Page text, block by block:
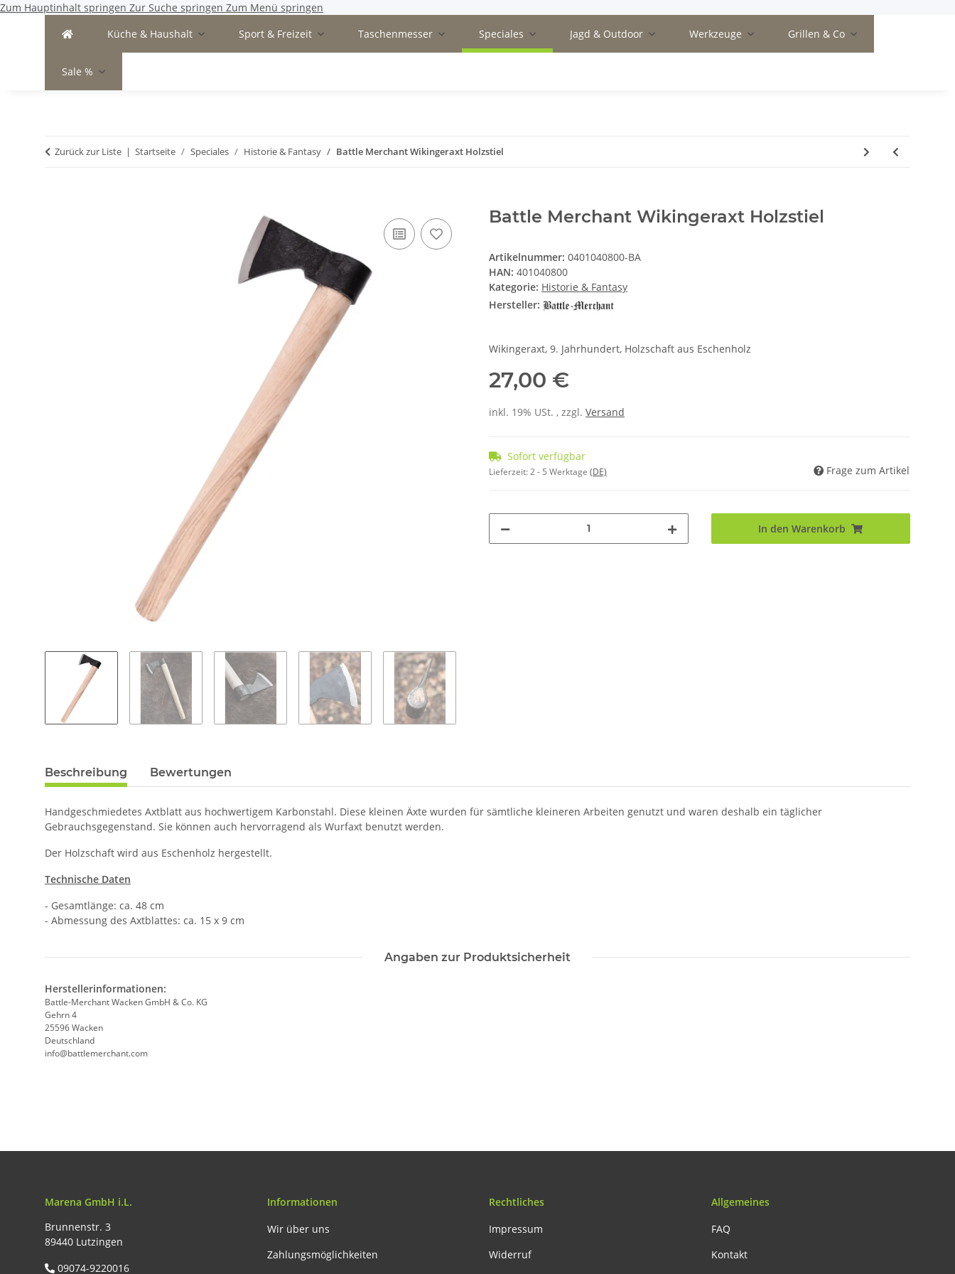
Zum Hauptinhalt springen Zur Suche springen Zum Menü springen
Küche & Haushalt
Sport & Freizeit Taschenmesser Speciales Jagd & Outdoor Werkzeuge Grillen & Co
Sale %
Zurück zur Liste Startseite Speciales Historie & Fantasy Battle Merchant Wikingeraxt Holzstiel
Battle Merchant Wikingeraxt Holzstiel
Artikelnummer: 0401040800-BA
HAN: 401040800
Kategorie: Historie & Fantasy
Hersteller:
Wikingeraxt, 9. Jahrhundert, Holzschaft aus Eschenholz
27,00 €
inkl. 19% USt. , zzgl. Versand
Sofort verfügbar
Lieferzeit:2 - 5 Werktage (DE) Frage zum Artikel
In den Warenkorb
Beschreibung Bewertungen
Handgeschmiedetes Axtblatt aus hochwertigem Karbonstahl. Diese kleinen Äxte wurden für sämtliche kleineren Arbeiten genutzt und waren deshalb ein täglicher
Gebrauchsgegenstand. Sie können auch hervorragend als Wurfaxt benutzt werden.
Der Holzschaft wird aus Eschenholz hergestellt.
Technische Daten
- Gesamtlänge: ca. 48 cm
- Abmessung des Axtblattes: ca. 15 x 9 cm
Angaben zur Produktsicherheit
Herstellerinformationen:
Battle-Merchant Wacken GmbH & Co. KG
Gehrn 4
25596 Wacken
Deutschland
info@battlemerchant.com
Marena GmbH i.L.
Brunnenstr. 3
89440 Lutzingen
09074-9220016
Informationen
Wir über uns
Zahlungsmöglichkeiten
Rechtliches
Impressum
Widerruf
Allgemeines
FAQ
Kontakt